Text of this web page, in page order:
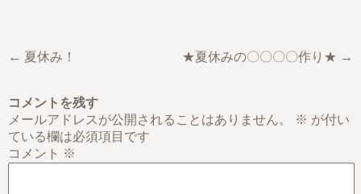
← 夏休み！ ★夏休みの〇〇〇〇作り★ →
コメントを残す
メールアドレスが公開されることはありません。
※ が付い
ている欄は必須項目です
コメント ※